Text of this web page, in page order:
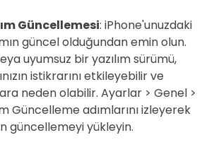
Güncellemesi: iPhone'unuzdaki
güncel olduğundan emin olun.
uyumsuz bir yazılım sürümü,
istikrarını etkileyebilir ve
neden olabilir. Ayarlar > Genel >
Güncelleme adımlarını izleyerek
güncellemeyi yükleyin.